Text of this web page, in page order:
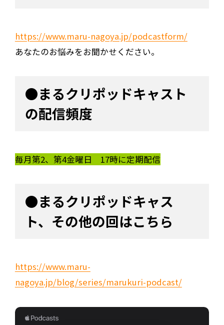
https://www.maru-nagoya.jp/podcastform/
あなたのお悩みをお聞かせください。
●まるクリポッドキャスト
の配信頻度
毎月第2、第4金曜日 17時に定期配信
●まるクリポッドキャス
ト、その他の回はこちら
https://www.maru-
nagoya.jp/blog/series/marukuri-podcast/